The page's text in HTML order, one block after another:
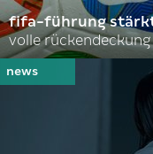
fifa-führung
volle rückendeckung